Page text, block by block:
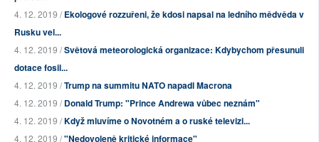
4. 12. 2019 /Ekologové rozzuřeni, že kdosi napsal na ledního mědvěda v
Rusku vel...
4. 12. 2019 /Světová meteorologická organizace: Kdybychom přesunuli
dotace fosil...
4. 12. 2019 /Trump na summitu NATO napadl Macrona
4. 12. 2019 /Donald Trump: "Prince Andrewa vůbec neznám"
4. 12. 2019 /Když mluvíme o Novotném a o ruské televizi...
4. 12. 2019 /"Nedovoleně kritické informace"